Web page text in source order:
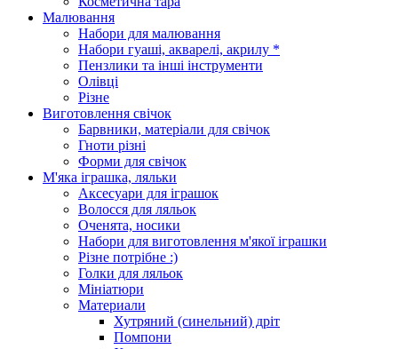
Малювання
Набори для малювання
Набори гуаші, акварелі, акрилу *
Пензлики та інші інструменти
Олівці
Різне
Виготовлення свічок
Барвники, матеріали для свічок
Гноти різні
Форми для свічок
М'яка іграшка, ляльки
Аксесуари для іграшок
Волосся для ляльок
Оченята, носики
Набори для виготовлення м'якої іграшки
Різне потрібне :)
Голки для ляльок
Мініатюри
Материали
Хутряний (синельний) дріт
Помпони